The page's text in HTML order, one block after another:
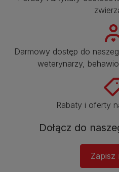
Darmowy dostęp do
weterynarzy,
Rabaty i oferty
Dołącz do
Zapisz